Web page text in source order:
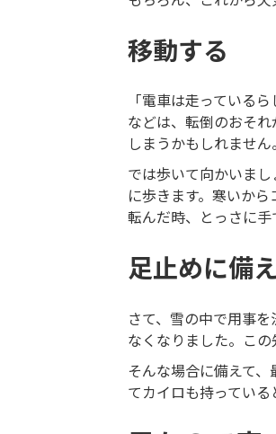
移動する
「電車は走っている
などは、転倒のおそ
しまうかもしれません。
では歩いて向かいま
に歩きます。寒いか
転んだ時、とっさに手
足止めに備
さて、雪の中で用事
なくなりました。こ
そんな場合に備えて
てカイロも持っている